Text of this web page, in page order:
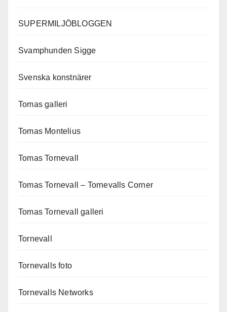
SUPERMILJÖBLOGGEN
Svamphunden Sigge
Svenska konstnärer
Tomas galleri
Tomas Montelius
Tomas Tornevall
Tomas Tornevall – Tornevalls Corner
Tomas Tornevall galleri
Tornevall
Tornevalls foto
Tornevalls Networks